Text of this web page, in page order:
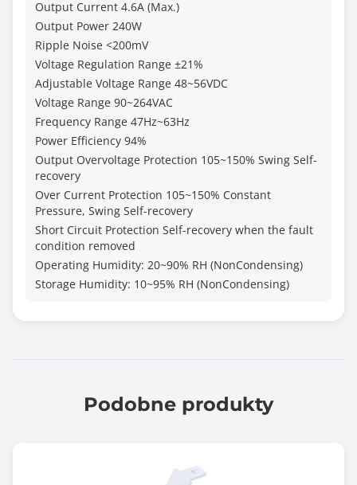
Output Current 4.6A (Max.)
Output Power 240W
Ripple Noise <200mV
Voltage Regulation Range ±21%
Adjustable Voltage Range 48~56VDC
Voltage Range 90~264VAC
Frequency Range 47Hz~63Hz
Power Efficiency 94%
Output Overvoltage Protection 105~150% Swing Self-
recovery
Over Current Protection 105~150% Constant
Pressure, Swing Self-recovery
Short Circuit Protection Self-recovery when the fault
condition removed
Operating Humidity: 20~90% RH (NonCondensing)
Storage Humidity: 10~95% RH (NonCondensing)
Podobne produkty